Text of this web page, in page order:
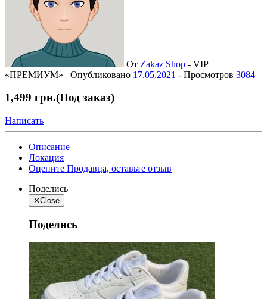
От Zakaz Shop - VIP
«ПРЕМИУМ»
Опубликовано 17.05.2021 - Просмотров 3084
1,499 грн.(Под заказ)
Написать
Описание
Локация
Оцените Продавца, оставьте отзыв
Поделись
✕Close
Поделись